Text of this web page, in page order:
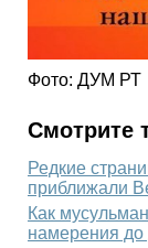
Фото: ДУМ РТ
Смотрите
Редкие
приближали
Как
намерения до